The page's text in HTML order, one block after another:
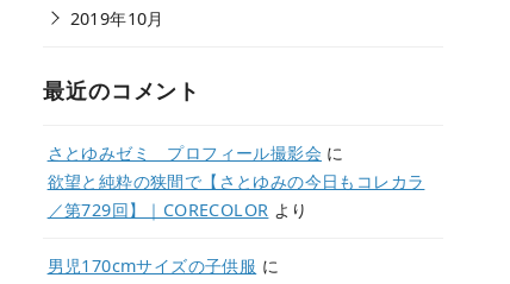
2019年10月
最近のコメント
さとゆみゼミ プロフィール撮影会 に
欲望と純粋の狭間で【さとゆみの今日もコレカラ
／第729回】｜CORECOLOR より
男児170cmサイズの子供服 に